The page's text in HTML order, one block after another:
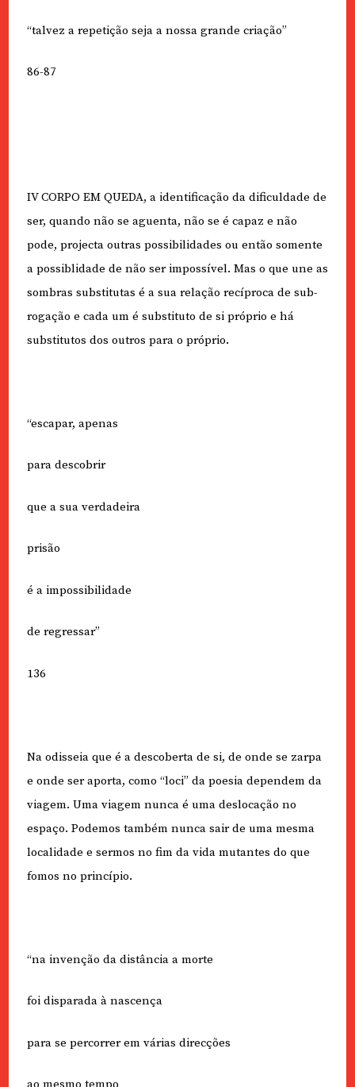
“talvez a repetição seja a nossa grande criação”
86-87
IV CORPO EM QUEDA, a identificação da dificuldade de
ser, quando não se aguenta, não se é capaz e não
pode, projecta outras possibilidades ou então somente
a possiblidade de não ser impossível. Mas o que une as
sombras substitutas é a sua relação recíproca de sub-
rogação e cada um é substituto de si próprio e há
substitutos dos outros para o próprio.
“escapar, apenas
para descobrir
que a sua verdadeira
prisão
é a impossibilidade
de regressar”
136
Na odisseia que é a descoberta de si, de onde se zarpa
e onde ser aporta, como “loci” da poesia dependem da
viagem. Uma viagem nunca é uma deslocação no
espaço. Podemos também nunca sair de uma mesma
localidade e sermos no fim da vida mutantes do que
fomos no princípio.
“na invenção da distância a morte
foi disparada à nascença
para se percorrer em várias direcções